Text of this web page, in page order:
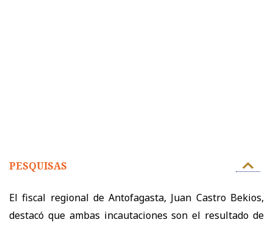
PESQUISAS
El fiscal regional de Antofagasta, Juan Castro Bekios,
destacó que ambas incautaciones son el resultado de